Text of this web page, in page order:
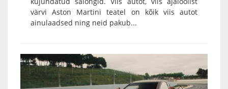
värvi Aston Martini teatel on kõik viis autot
ainulaadsed ning neid pakub...